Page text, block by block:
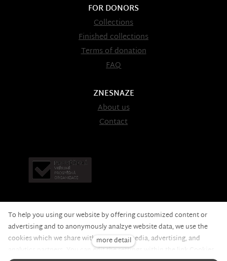
FOR DONORS
Collections
Finished collections
Terms of donation
FAQ
ZNESNAZE
About us
Contact
Nadační fond pomoci© 2020 — the web is running on
To help you using our website by offering customized content or
advertising and to anonymously analzye website data, we use the
cookies which we share with our social media, advertising, and
analytics partners. You can edit the settings within the link Cookies
more detail